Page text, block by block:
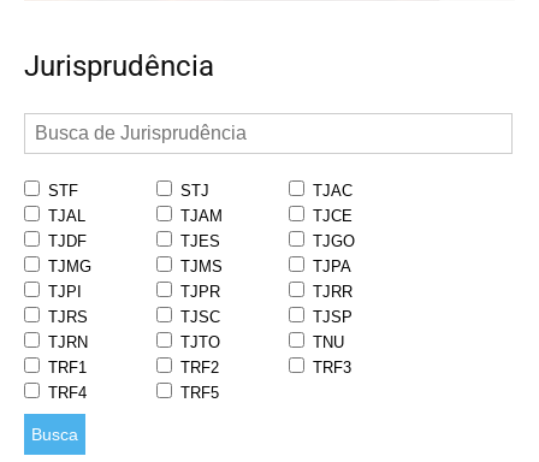
Jurisprudência
STF STJ
TJAC
TJAL
TJAM
TJCE
TJDF
TJES
TJGO
TJMG
TJMS
TJPA
TJPI
TJPR
TJRR
TJRS
TJSC
TJSP
TJRN
TJTO
TNU
TRF1
TRF2
TRF3
TRF4
TRF5
Busca